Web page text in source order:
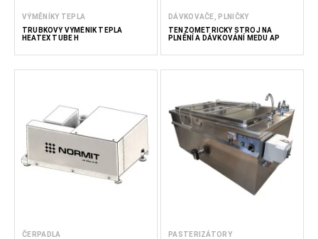
VÝMĚNÍKY TEPLA
TRUBKOVÝ VÝMĚNÍK TEPLA
HEATEX TUBE H
DÁVKOVAČE, PLNIČKY
TENZOMETRICKÝ STROJ NA
PLNĚNÍ A DÁVKOVÁNÍ MEDU AP
ČERPADLA
PASTERIZÁTORY